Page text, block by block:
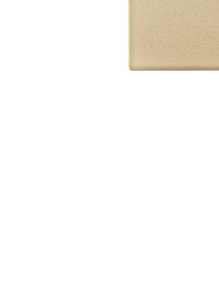
Imprimanta Laser Color
Imprimanta Laser Mono
Imprimante Cerneală